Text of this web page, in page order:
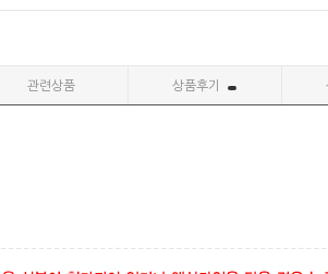
관련상품 상품후기